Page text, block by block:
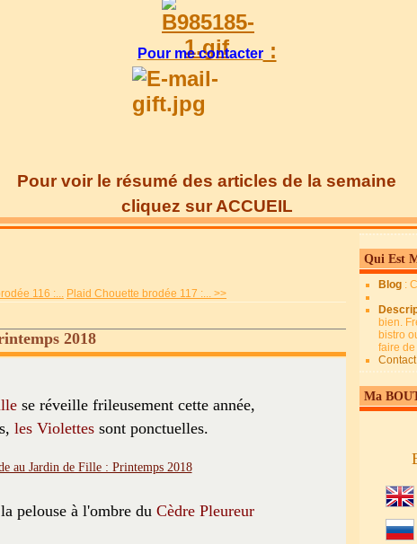
Pour me contacter:
Pour voir le résumé des articles de la semaine
cliquez sur ACCUEIL
116 :... Plaid Chouette brodée 117 :... >>
2018
se réveille frileusement cette année,
les Violettes sont ponctuelles.
pelouse à l'ombre du Cèdre Pleureur
Qui Est
Blog :
bien.
bistro
faire
Contact
Ma